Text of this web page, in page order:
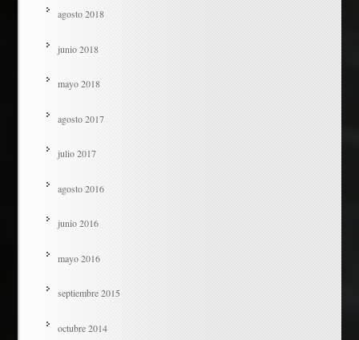
agosto 2018
junio 2018
mayo 2018
agosto 2017
julio 2017
agosto 2016
junio 2016
mayo 2016
septiembre 2015
octubre 2014